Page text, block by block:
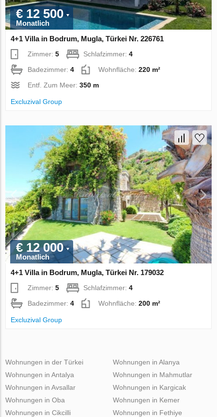
€ 12 500
Monatlich
4+1 Villa in Bodrum, Mugla, Türkei Nr. 226761
Zimmer:5 Schlafzimmer:4
Badezimmer:4 Wohnfläche:220 m²
Entf. Zum Meer:350 m
Excluzival Group
€ 12 000
Monatlich
4+1 Villa in Bodrum, Mugla, Türkei Nr. 179032
Zimmer:5 Schlafzimmer:4
Badezimmer:4 Wohnfläche:200 m²
Excluzival Group
Wohnungen in der Türkei
Wohnungen in Antalya
Wohnungen in Avsallar
Wohnungen in Oba
Wohnungen in Cikcilli
Wohnungen in Alanya
Wohnungen in Mahmutlar
Wohnungen in Kargicak
Wohnungen in Kemer
Wohnungen in Fethiye